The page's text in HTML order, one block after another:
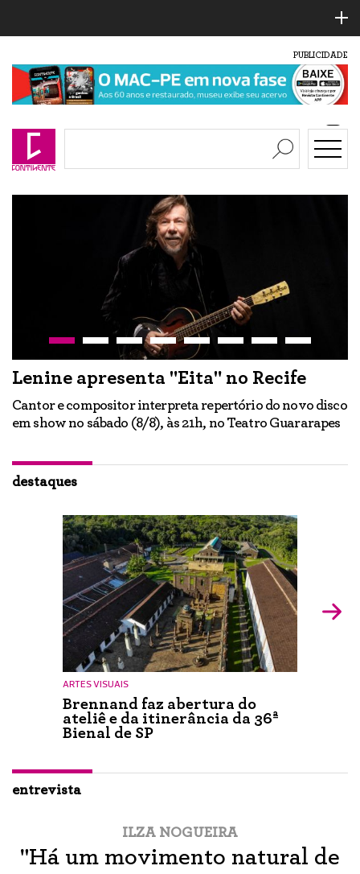
PUBLICIDADE
Lenine apresenta "Eita" no Recife
Cantor e compositor interpreta repertório do novo disco
em show no sábado (8/8), às 21h, no Teatro Guararapes
destaques
ARTES VISUAIS
Brennand faz abertura do
ateliê e da itinerância da 36ª
Bienal de SP
entrevista
ILZA NOGUEIRA
"Há um movimento natural de